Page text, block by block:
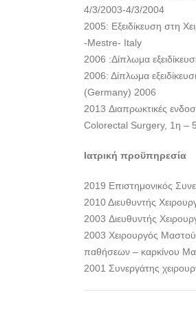
4/3/2003-4/3/2004
2005: Εξειδίκευση στη
-Mestre- Italy
2006 :Δίπλωμα
2006: Δίπλωμα
(Germany) 2006
2013 Διαπρωκτικές
Colorectal Surgery, 1η –
Ιατρική προϋπηρεσία
2019 Επιστημονικός
2010 Διευθυντής
2003 Διευθυντής
2003 Χειρουργός
παθήσεων – καρκίνου
2001 Συνεργάτης